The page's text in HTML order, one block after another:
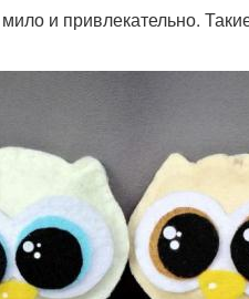
и привлекательно.